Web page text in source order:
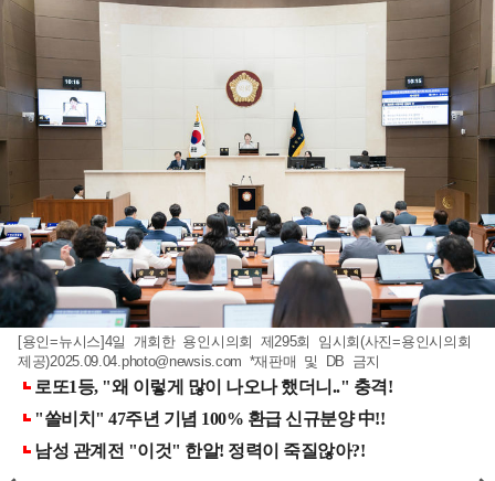
[용인=뉴시스]4일 개회한 용인시의회 제295회 임시회(사진=용인시의회
제공)2025.09.04.photo@newsis.com *재판매 및 DB 금지